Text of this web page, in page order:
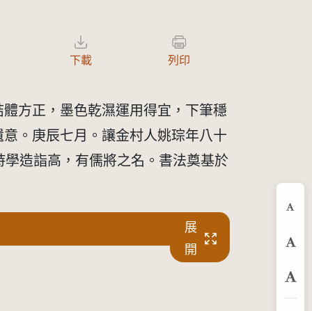
下載 列印
方正，墨色乾濕運用得宜，下筆穩
。庚辰七月。讓金村人姚琮年八十
造詣高，有儒將之名。書法奠基於
展
開
放